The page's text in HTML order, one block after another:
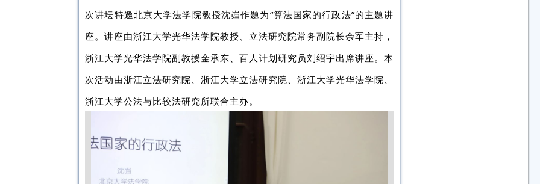
次讲坛特邀北京大学法学院教授沈岿作题为“算法国家的行政法”的主题讲
座。讲座由浙江大学光华法学院教授、立法研究院常务副院长余军主持，
浙江大学光华法学院副教授金承东、百人计划研究员刘绍宇出席讲座。本
次活动由浙江立法研究院、浙江大学立法研究院、浙江大学光华法学院、
浙江大学公法与比较法研究所联合主办。